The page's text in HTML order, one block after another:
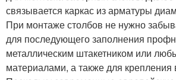
связывается каркас из арматуры
При монтаже столбов не нужно
для последующего заполнения
металлическим штакетником или
материалами, а также для крепления